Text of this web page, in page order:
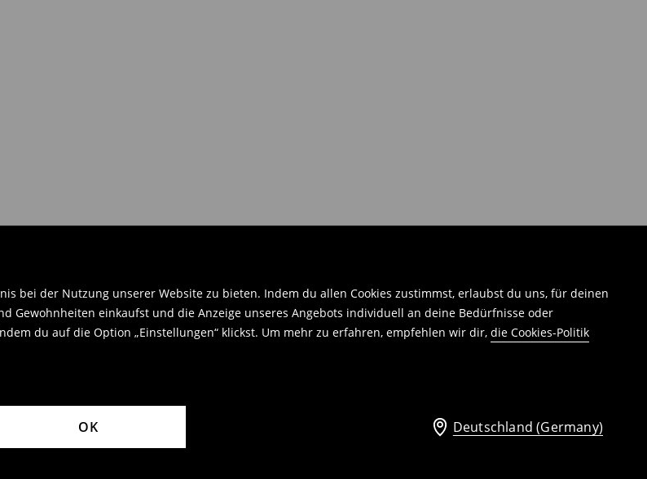
bei der Nutzung unserer Website zu bieten. Indem du allen Cookies zustimmst, erlaubst du uns, für deinen
Gewohnheiten einkaufst und die Anzeige unseres Angebots individuell an deine Bedürfnisse oder
du auf die Option „Einstellungen“ klickst. Um mehr zu erfahren, empfehlen wir dir, die Cookies-Politik
OK Deutschland (Germany)